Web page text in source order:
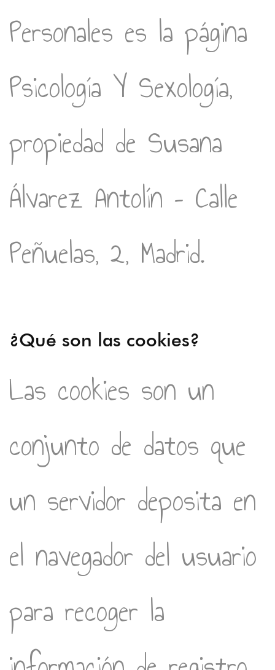
Personales es la página
Psicología Y Sexología,
propiedad de Susana
Álvarez Antolín – Calle
Peñuelas, 2, Madrid.
¿Qué son las cookies?
Las cookies son un
conjunto de datos que
un servidor deposita en
el navegador del usuario
para recoger la